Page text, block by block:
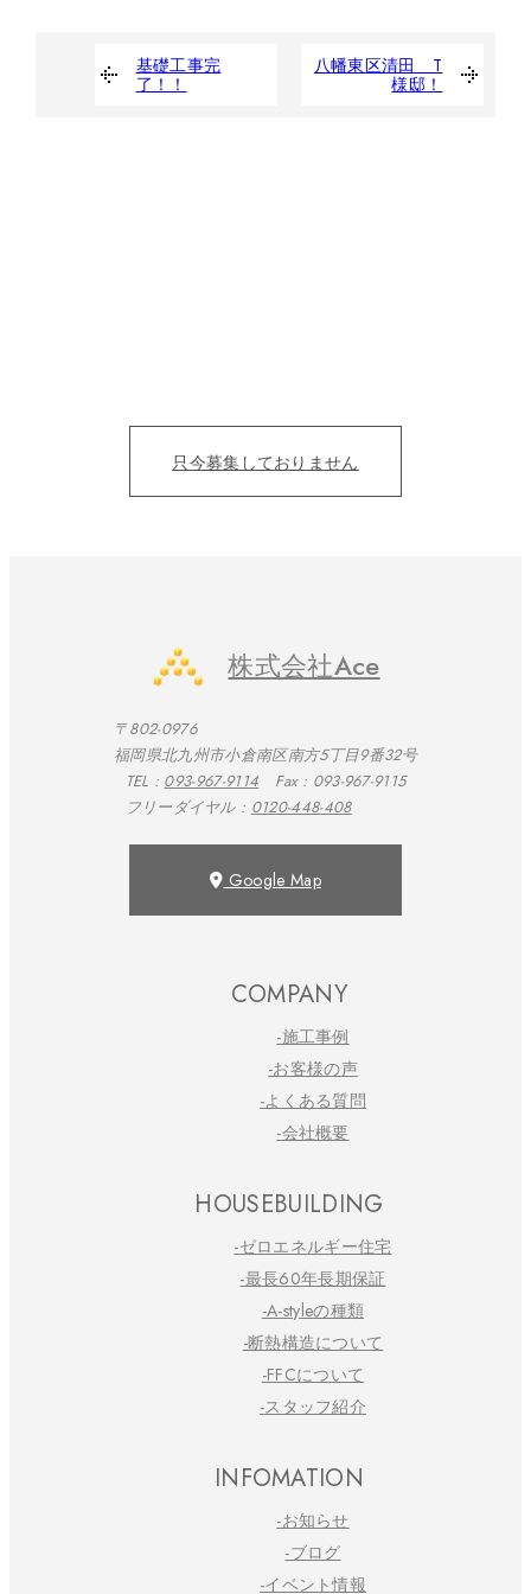
基礎工事完
了！！
八幡東区清田 T
様邸！
只今募集しておりません
株式会社Ace
〒802-0976
福岡県北九州市小倉南区南方5丁目9番32号
TEL : 093-967-9114 Fax : 093-967-9115
フリーダイヤル : 0120-448-408
Google Map
COMPANY
-施工事例
-お客様の声
-よくある質問
-会社概要
HOUSEBUILDING
-ゼロエネルギー住宅
-最長60年長期保証
-A-styleの種類
-断熱構造について
-FFCについて
-スタッフ紹介
INFOMATION
-お知らせ
-ブログ
-イベント情報